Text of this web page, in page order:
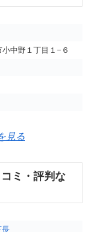
中野１丁目１−６
見る
ミ・評判な
長